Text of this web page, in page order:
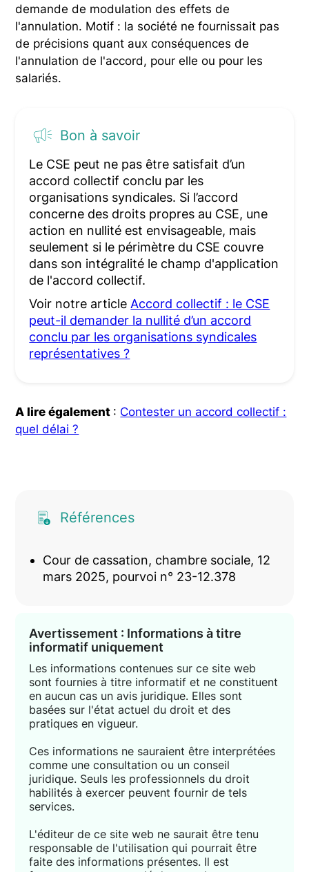
demande de modulation des effets de
l'annulation. Motif : la société ne fournissait pas
de précisions quant aux conséquences de
l'annulation de l'accord, pour elle ou pour les
salariés.
Bon à savoir
Le CSE peut ne pas être satisfait d’un
accord collectif conclu par les
organisations syndicales. Si l’accord
concerne des droits propres au CSE, une
action en nullité est envisageable, mais
seulement si le périmètre du CSE couvre
dans son intégralité le champ d'application
de l'accord collectif.
Voir notre articleAccord collectif : le CSE
peut-il demander la nullité d’un accord
conclu par les organisations syndicales
représentatives ?
A lire également : Contester un accord collectif :
quel délai ?
Références
Cour de cassation, chambre sociale, 12
mars 2025, pourvoi n° 23-12.378
Avertissement : Informations à titre
informatif uniquement
Les informations contenues sur ce site web
sont fournies à titre informatif et ne constituent
en aucun cas un avis juridique. Elles sont
basées sur l'état actuel du droit et des
pratiques en vigueur.
Ces informations ne sauraient être interprétées
comme une consultation ou un conseil
juridique. Seuls les professionnels du droit
habilités à exercer peuvent fournir de tels
services.
L'éditeur de ce site web ne saurait être tenu
responsable de l'utilisation qui pourrait être
faite des informations présentes. Il est